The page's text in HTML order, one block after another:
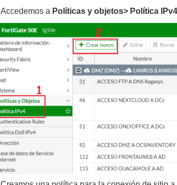
Accedemos a Políticas y objetos> Política